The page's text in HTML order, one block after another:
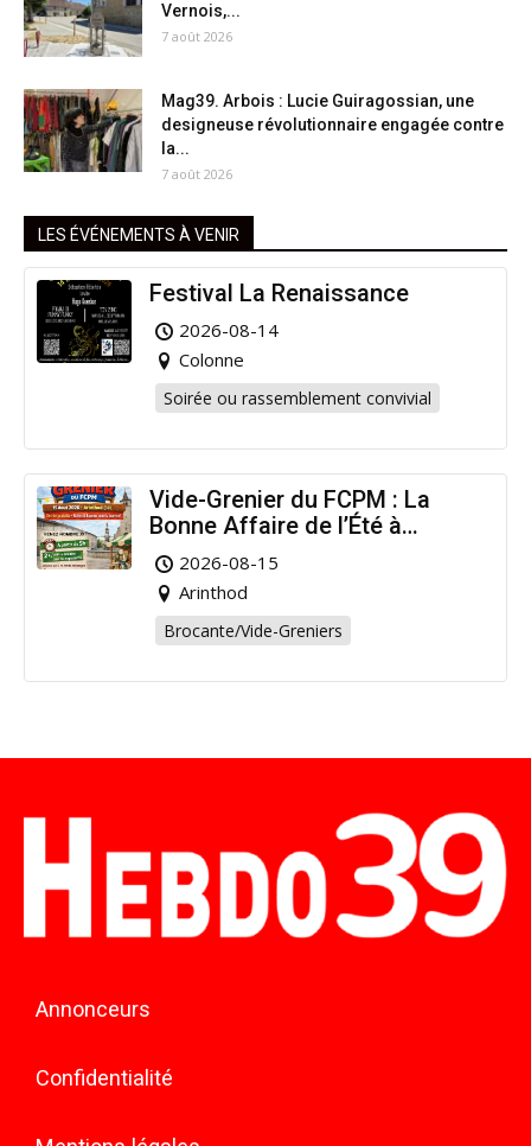
Vernois,...
7 août 2026
Mag39. Arbois : Lucie Guiragossian, une
designeuse révolutionnaire engagée contre
la...
7 août 2026
LES ÉVÉNEMENTS À VENIR
Festival La Renaissance
2026-08-14
Colonne
Soirée ou rassemblement convivial
Vide-Grenier du FCPM : La
Bonne Affaire de l’Été à
Arinthod !
2026-08-15
Arinthod
Brocante/Vide-Greniers